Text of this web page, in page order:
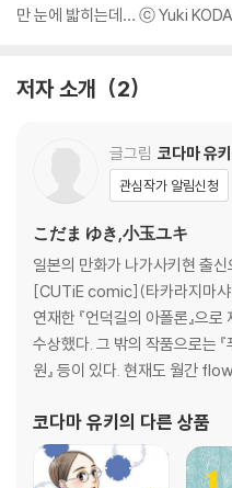
만 눈에 밟히는데… ⓒ Yuki
저자 소개 2
글그림 코다마 유키
관심작가 알림신청
こだま ゆき,小玉ユキ
일본의 만화가 나가사키현 출
[CUTiE comic](타카라지마
연재한 『언덕길의 아폴론』으
수상했다. 그 밖의 작품으로는 『
원』 등이 있다. 현재도 월간
코다마 유키 의 다른 상품